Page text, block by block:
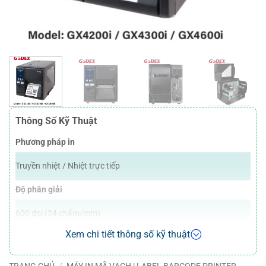
Thông Số Kỹ Thuật
Phương pháp in
Truyền nhiệt / Nhiệt trực tiếp
Độ phân giải
600 dpi (24 chấm/mm)
8 ips (203,2 mm/s)
Xem chi tiết thông số kỹ thuật